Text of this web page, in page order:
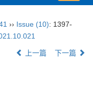
航
›› Issue (10): 1397-
上一篇 下一篇